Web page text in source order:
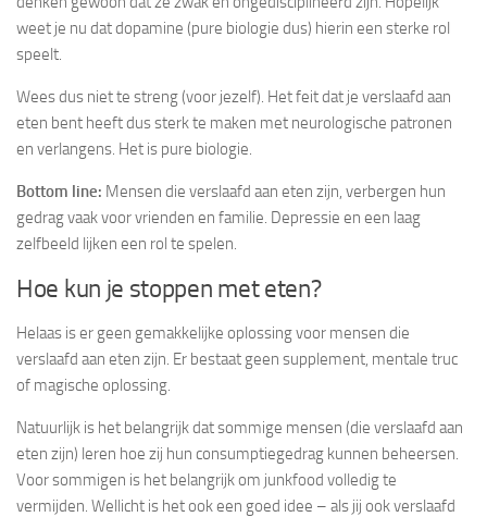
weet je nu dat dopamine (pure biologie dus) hierin een sterke rol
speelt.
Wees dus niet te streng (voor jezelf). Het feit dat je verslaafd aan
eten bent heeft dus sterk te maken met neurologische patronen
en verlangens. Het is pure biologie.
Bottom line: Mensen die verslaafd aan eten zijn, verbergen hun
gedrag vaak voor vrienden en familie. Depressie en een laag
zelfbeeld lijken een rol te spelen.
Hoe kun je stoppen met eten?
Helaas is er geen gemakkelijke oplossing voor mensen die
verslaafd aan eten zijn. Er bestaat geen supplement, mentale truc
of magische oplossing.
Natuurlijk is het belangrijk dat sommige mensen (die verslaafd aan
eten zijn) leren hoe zij hun consumptiegedrag kunnen beheersen.
Voor sommigen is het belangrijk om junkfood volledig te
vermijden. Wellicht is het ook een goed idee – als jij ook verslaafd